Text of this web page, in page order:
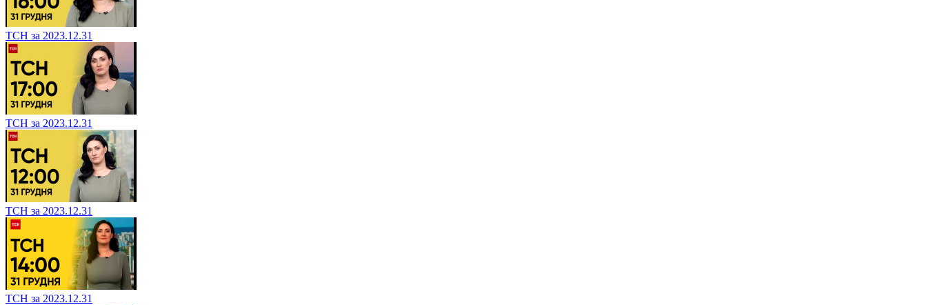
ТСН за 2023.12.31
ТСН за 2023.12.31
ТСН за 2023.12.31
ТСН за 2023.12.31